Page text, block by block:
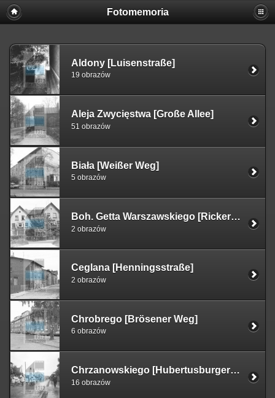
Fotomemoria
Aldony [Luisenstraße]
19 obrazów
Aleja Zwycięstwa [Große Allee]
51 obrazów
Biała [Weißer Weg]
5 obrazów
Boh. Getta Warszawskiego [Rickertweg]
2 obrazów
Ceglana [Henningsstraße]
2 obrazów
Chrobrego [Brösener Weg]
6 obrazów
Chrzanowskiego [Hubertusburger Allee]
16 obrazów